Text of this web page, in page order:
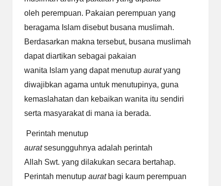
oleh perempuan. Pakaian perempuan yang
beragama Islam disebut busana muslimah.
Berdasarkan makna tersebut, busana muslimah
dapat diartikan sebagai pakaian
wanita Islam yang dapat menutup auratyang
diwajibkan agama untuk menutupinya, guna
kemaslahatan dan kebaikan wanita itu sendiri
serta masyarakat di mana ia berada.
Perintah menutup
auratsesungguhnya adalah perintah
Allah Swt. yang dilakukan secara bertahap.
Perintah menutup auratbagi kaum perempuan